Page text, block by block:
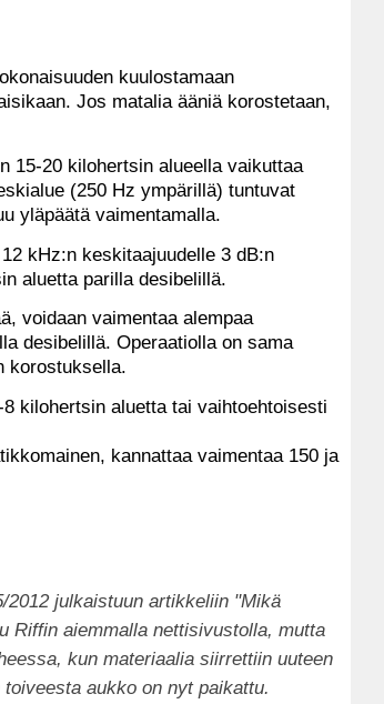
kuulostamaan
Jos matalia ääniä korostetaan,
15-20 kilohertsin alueella vaikuttaa
(250 Hz ympärillä) tuntuvat
yläpäätä vaimentamalla.
kHz:n keskitaajuudelle 3 dB:n
aluetta parilla desibelillä.
voidaan vaimentaa alempaa
desibelillä. Operaatiolla on sama
korostuksella.
kilohertsin aluetta tai vaihtoehtoisesti
kannattaa vaimentaa 150 ja
julkaistuun artikkeliin "Mikä
Riffin aiemmalla nettisivustolla, mutta
kun materiaalia siirrettiin uuteen
aukko on nyt paikattu.